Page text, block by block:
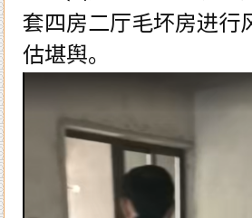
套四房二厅毛坏房进行
估堪舆。